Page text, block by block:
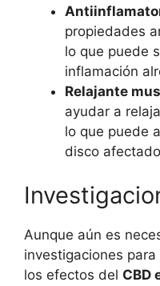
propiedades
lo que puede
inflamación
Relajante
ayudar a
lo que puede
disco
Aunque aún es
investigaciones
los efectos del CBD